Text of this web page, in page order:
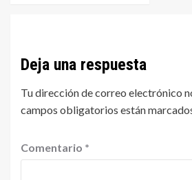
Deja una respuesta
Tu dirección de correo electrónico
campos obligatorios están
Comentario *